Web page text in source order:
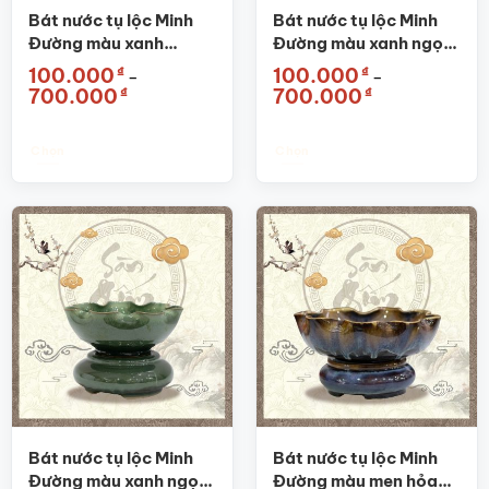
được
chọn
trang
sản
được
chọn
trang
sản
Bát nước tụ lộc Minh
Đường màu xanh
dương men hỏa biến
SG-BN02
100.000 ₫ –
700.000 ₫Khoảng
này
có
nhiều
biến
thể.
Các
tùy
chọn
có
thể
được
chọn
Bát nước tụ lộc Minh
Đường màu xanh ngọc
thiên thanh SG-BN08
100.000 ₫ –
700.000 ₫Khoảng
này
có
nhiều
biến
thể.
Các
tùy
chọn
có
thể
được
chọn
Bát nước tụ lộc Minh
Đường màu xanh ngọc
Bát nước tụ lộc Minh
Đường màu men hỏa